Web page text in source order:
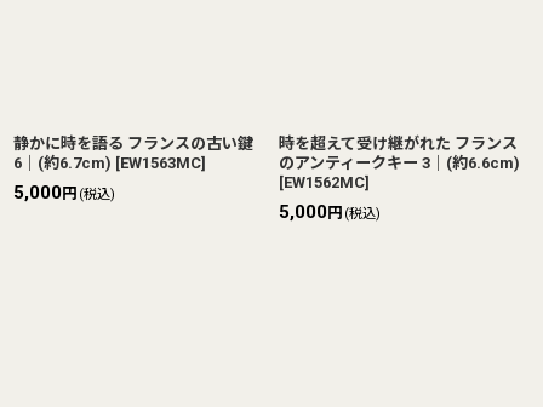
静かに時を語る フランスの古い鍵
6｜(約6.7cm) [EW1563MC]
5,000円 (税込)
時を超えて受け継がれた フランス
のアンティークキー 3｜(約6.6cm)
[EW1562MC]
5,000円 (税込)